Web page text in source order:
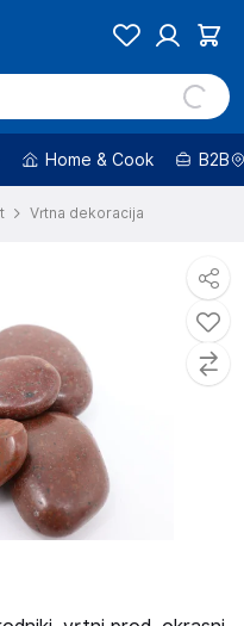
Home & Cook B2B
Vrtna dekoracija